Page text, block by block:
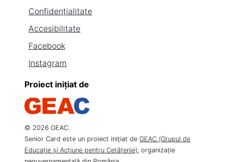
Confidențialitate
Accesibilitate
Facebook
Instagram
Proiect inițiat de
© 2026 GEAC.
Senior Card este un proiect inițiat de GEAC (Grupul de
Educație și Acțiune pentru Cetățenie), organizație